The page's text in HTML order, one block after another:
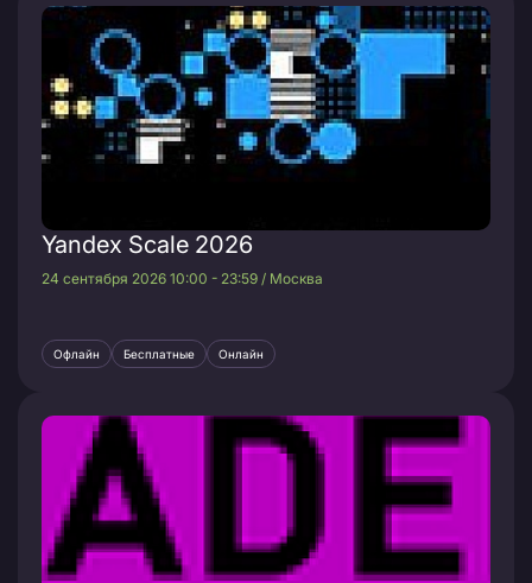
Yandex Scale 2026
24 сентября 2026 10:00 - 23:59 / Москва
Офлайн Бесплатные Онлайн